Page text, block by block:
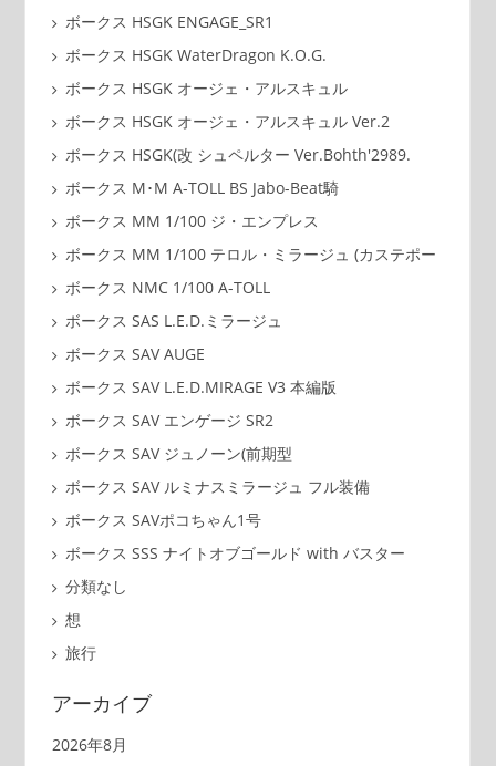
ボークス HSGK ENGAGE_SR1
ボークス HSGK WaterDragon K.O.G.
ボークス HSGK オージェ・アルスキュル
ボークス HSGK オージェ・アルスキュル Ver.2
ボークス HSGK(改 シュペルター Ver.Bohth'2989.
ボークス M･M A-TOLL BS Jabo-Beat騎
ボークス MM 1/100 ジ・エンプレス
ボークス MM 1/100 テロル・ミラージュ (カステポー
ボークス NMC 1/100 A-TOLL
ボークス SAS L.E.D.ミラージュ
ボークス SAV AUGE
ボークス SAV L.E.D.MIRAGE V3 本編版
ボークス SAV エンゲージ SR2
ボークス SAV ジュノーン(前期型
ボークス SAV ルミナスミラージュ フル装備
ボークス SAVポコちゃん1号
ボークス SSS ナイトオブゴールド with バスター
分類なし
想
旅行
アーカイブ
2026年8月